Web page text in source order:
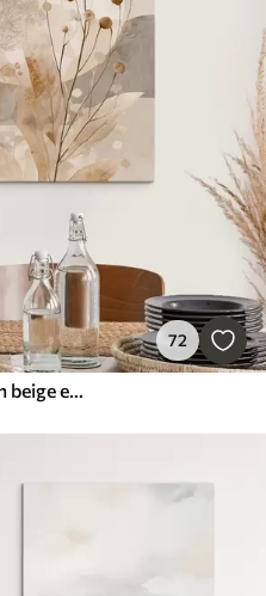
72
Schilderijen Bloemenpatroon in beige en bruin